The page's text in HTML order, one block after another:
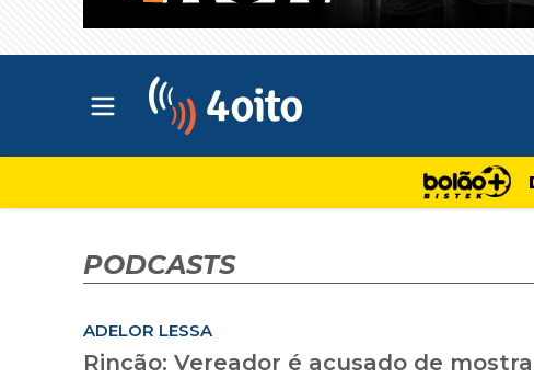
Abrir menu principal
PODCASTS
ADELOR LESSA
Rincão: Vereador é acusado de